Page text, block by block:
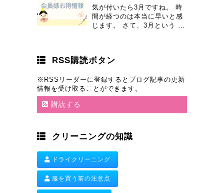
気が付いたら3月ですね。 時
間が経つのは本当に早いと感
じます。 さて、3月という …
RSS購読ボタン
※RSSリーダーに登録するとブログ記事の更新
情報を受け取ることができます。
購読する
クリーニングの知識
ドライクリーニング
服を買う前の注意点